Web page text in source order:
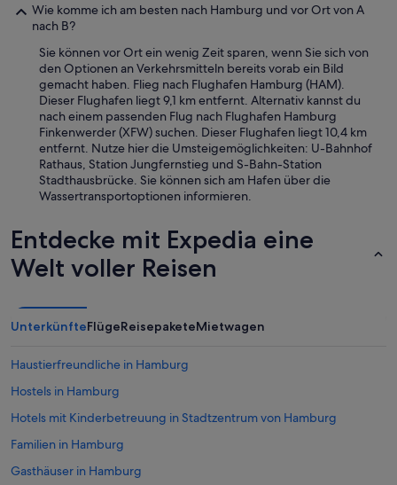
Wie komme ich am besten nach Hamburg und vor Ort von A
nach B?
Sie können vor Ort ein wenig Zeit sparen, wenn Sie sich von
den Optionen an Verkehrsmitteln bereits vorab ein Bild
gemacht haben. Flieg nach Flughafen Hamburg (HAM).
Dieser Flughafen liegt 9,1 km entfernt. Alternativ kannst du
nach einem passenden Flug nach Flughafen Hamburg
Finkenwerder (XFW) suchen. Dieser Flughafen liegt 10,4 km
entfernt. Nutze hier die Umsteigemöglichkeiten: U-Bahnhof
Rathaus, Station Jungfernstieg und S-Bahn-Station
Stadthausbrücke. Sie können sich am Hafen über die
Wassertransportoptionen informieren.
Entdecke mit Expedia eine
Welt voller Reisen
UnterkünfteFlügeReisepaketeMietwagen
Haustierfreundliche in Hamburg
Hostels in Hamburg
Hotels mit Kinderbetreuung in Stadtzentrum von Hamburg
Familien in Hamburg
Gasthäuser in Hamburg